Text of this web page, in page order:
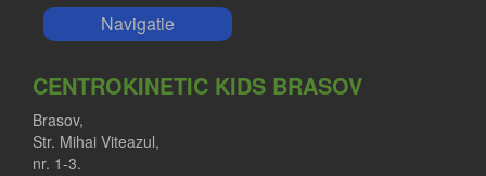
Navigatie
CENTROKINETIC KIDS BRASOV
Brasov,
Str. Mihai Viteazul,
nr. 1-3.